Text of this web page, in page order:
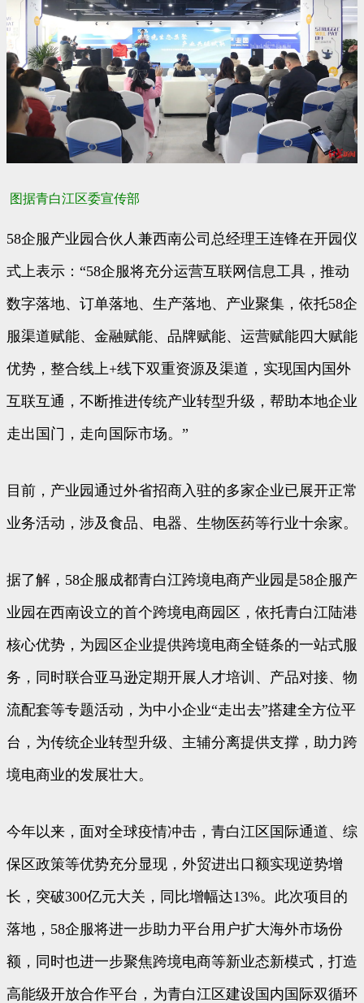
图据青白江区委宣传部
58企服产业园合伙人兼西南公司总经理王连锋在开园仪
式上表示：“58企服将充分运营互联网信息工具，推动
数字落地、订单落地、生产落地、产业聚集，依托58企
服渠道赋能、金融赋能、品牌赋能、运营赋能四大赋能
优势，整合线上+线下双重资源及渠道，实现国内国外
互联互通，不断推进传统产业转型升级，帮助本地企业
走出国门，走向国际市场。”
目前，产业园通过外省招商入驻的多家企业已展开正常
业务活动，涉及食品、电器、生物医药等行业十余家。
据了解，58企服成都青白江跨境电商产业园是58企服产
业园在西南设立的首个跨境电商园区，依托青白江陆港
核心优势，为园区企业提供跨境电商全链条的一站式服
务，同时联合亚马逊定期开展人才培训、产品对接、物
流配套等专题活动，为中小企业“走出去”搭建全方位平
台，为传统企业转型升级、主辅分离提供支撑，助力跨
境电商业的发展壮大。
今年以来，面对全球疫情冲击，青白江区国际通道、综
保区政策等优势充分显现，外贸进出口额实现逆势增
长，突破300亿元大关，同比增幅达13%。此次项目的
落地，58企服将进一步助力平台用户扩大海外市场份
额，同时也进一步聚焦跨境电商等新业态新模式，打造
高能级开放合作平台，为青白江区建设国内国际双循环